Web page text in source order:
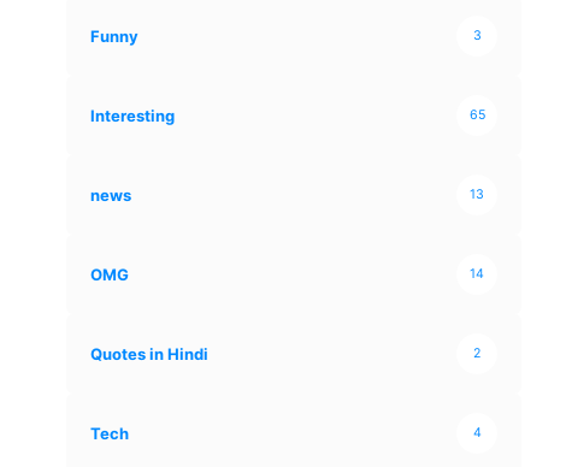
Funny 3
Interesting 65
news 13
OMG 14
Quotes in Hindi 2
Tech 4